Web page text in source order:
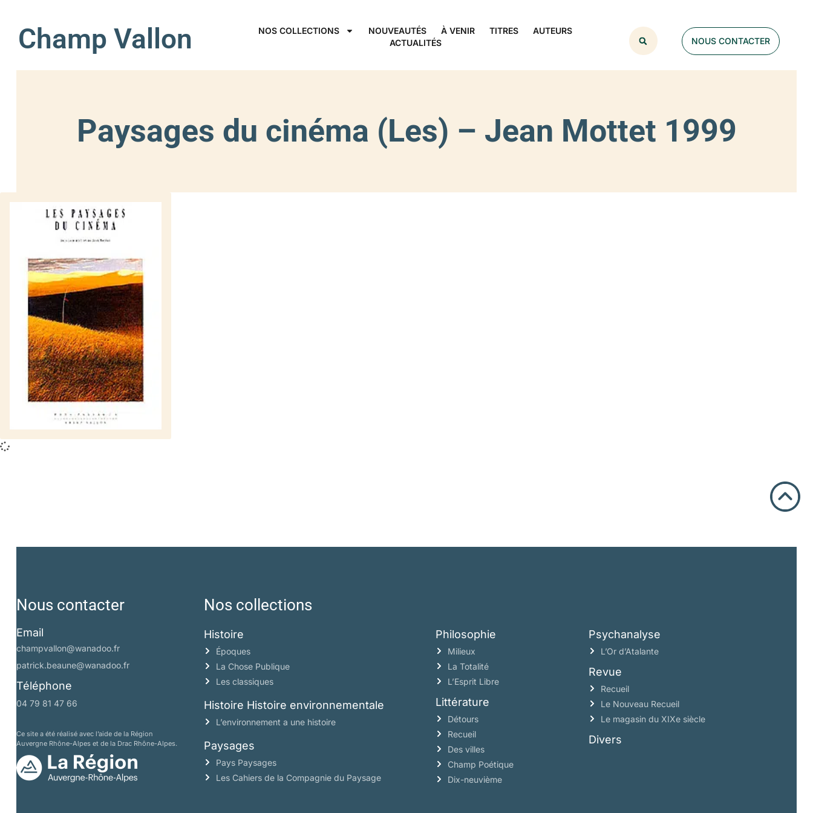
Champ Vallon NOS COLLECTIONS NOUVEAUTÉS À VENIR TITRES
AUTEURS
ACTUALITÉS
NOUS CONTACTER
Paysages du cinéma (Les) – Jean Mottet 1999
Nous contacter
Email
champvallon@wanadoo.fr
patrick.beaune@wanadoo.fr
Téléphone
04 79 81 47 66
Ce site a été réalisé avec l’aide de la Région
Auvergne Rhône-Alpes et de la Drac Rhône-Alpes.
Nos collections
Histoire
Époques
La Chose Publique
Les classiques
Histoire Histoire environnementale
L’environnement a une histoire
Paysages
Pays Paysages
Les Cahiers de la Compagnie du Paysage
Philosophie
Milieux
La Totalité
L’Esprit Libre
Littérature
Détours
Recueil
Des villes
Champ Poétique
Dix-neuvième
Psychanalyse
L’Or d’Atalante
Revue
Recueil
Le Nouveau Recueil
Le magasin du XIXe siècle
Divers